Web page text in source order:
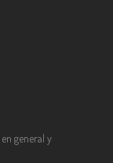
general y